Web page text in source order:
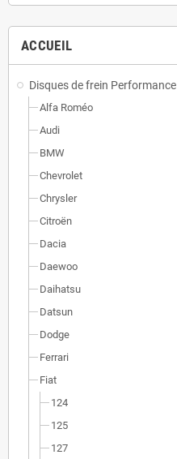
ACCUEIL
Disques de frein Performance
Alfa Roméo
Audi
BMW
Chevrolet
Chrysler
Citroën
Dacia
Daewoo
Daihatsu
Datsun
Dodge
Ferrari
Fiat
124
125
127